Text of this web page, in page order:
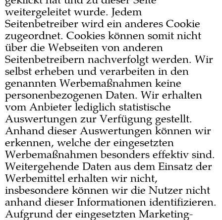
weitergeleitet wurde. Jedem
Seitenbetreiber wird ein anderes Cookie
zugeordnet. Cookies können somit nicht
über die Webseiten von anderen
Seitenbetreibern nachverfolgt werden. Wir
selbst erheben und verarbeiten in den
genannten Werbemaßnahmen keine
personenbezogenen Daten. Wir erhalten
vom Anbieter lediglich statistische
Auswertungen zur Verfügung gestellt.
Anhand dieser Auswertungen können wir
erkennen, welche der eingesetzten
Werbemaßnahmen besonders effektiv sind.
Weitergehende Daten aus dem Einsatz der
Werbemittel erhalten wir nicht,
insbesondere können wir die Nutzer nicht
anhand dieser Informationen identifizieren.
Aufgrund der eingesetzten Marketing-